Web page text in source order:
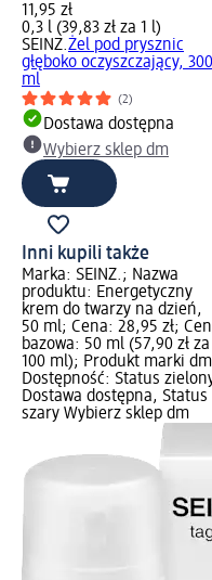
11,95 zł
0,3 l (39,83 zł za 1 l)
SEINZ.Żel pod prysznic
głęboko oczyszczający, 300
ml
(2)
Dostawa dostępna
Wybierz sklep dm
Inni kupili także
Marka: SEINZ.; Nazwa
produktu: Energetyczny
krem do twarzy na dzień,
50 ml; Cena: 28,95 zł;
bazowa: 50 ml (57,90 zł za
100 ml); Produkt marki
Dostępność: Status
Dostawa dostępna, Status
szary Wybierz sklep dm